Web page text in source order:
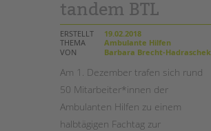
tandem BTL
ERSTELLT
19.02.2018
THEMA
Ambulante Hilfen
VON
Barbara Brecht-Hadraschek
Am 1. Dezember trafen sich rund
50 Mitarbeiter*innen der
Ambulanten Hilfen zu einem
halbtägigen Fachtag zur